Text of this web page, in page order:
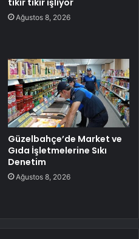
Ağustos 8, 2026
Güzelbahçe’de Market ve
Gıda İşletmelerine Sıkı
Denetim
Ağustos 8, 2026